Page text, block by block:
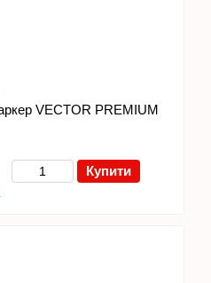
VECTOR PREMIUM
Купити